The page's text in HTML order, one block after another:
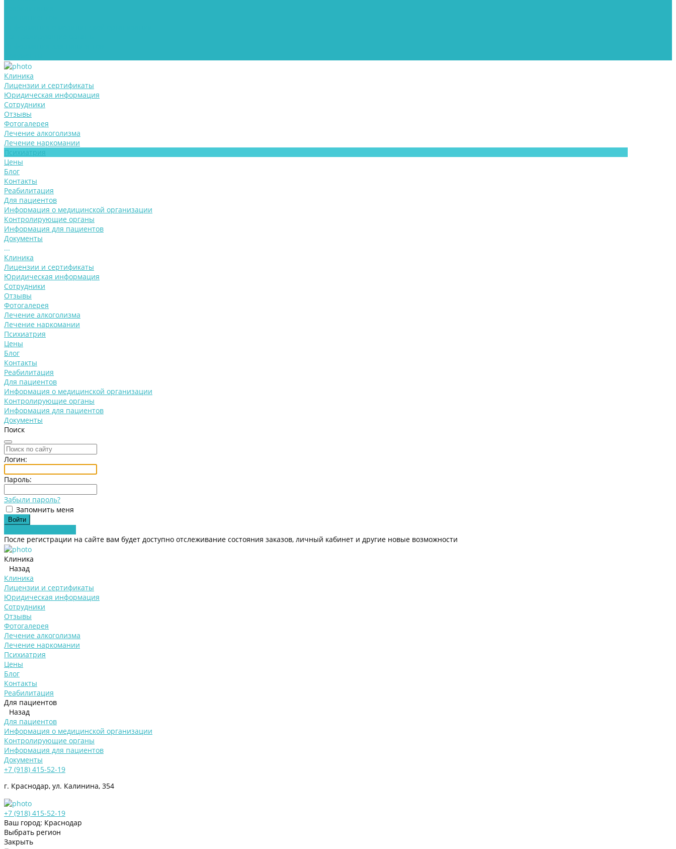
Клиника
Лицензии и сертификаты
Юридическая информация
Сотрудники
Отзывы
Фотогалерея
Лечение алкоголизма
Лечение наркомании
Психиатрия
Цены
Блог
Контакты
Реабилитация
Для пациентов
Информация о медицинской организации
Контролирующие органы
Информация для пациентов
Документы
...
Клиника
Лицензии и сертификаты
Юридическая информация
Сотрудники
Отзывы
Фотогалерея
Лечение алкоголизма
Лечение наркомании
Психиатрия
Цены
Блог
Контакты
Реабилитация
Для пациентов
Информация о медицинской организации
Контролирующие органы
Информация для пациентов
Документы
Поиск
Логин:
Пароль:
Забыли пароль?
Запомнить меня
После регистрации на сайте вам будет доступно отслеживание состояния заказов, личный кабинет и другие новые возможности
Клиника
Назад
Клиника
Лицензии и сертификаты
Юридическая информация
Сотрудники
Отзывы
Фотогалерея
Лечение алкоголизма
Лечение наркомании
Психиатрия
Цены
Блог
Контакты
Реабилитация
Для пациентов
Назад
Для пациентов
Информация о медицинской организации
Контролирующие органы
Информация для пациентов
Документы
+7 (918) 415-52-19
г. Краснодар, ул. Калинина, 354
+7 (918) 415-52-19
Ваш город: Краснодар
Выбрать регион
Закрыть